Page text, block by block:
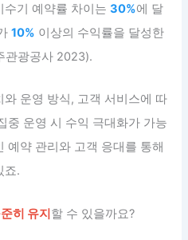
수기 예약률 차이는30%에 달
10% 이상의 수익률을 달성한
관광공사 2023).
운영 방식, 고객 서비스에 따
중 운영 시 수익 극대화가 가능
예약 관리와 고객 응대를 통해
죠.
히 유지할 수 있을까요?